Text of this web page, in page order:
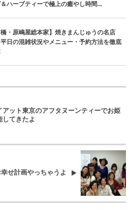
ハーブティーで極上の癒やし時間...
橋・原嶋屋総本家】焼きまんじゅうの名店
日の混雑状況やメニュー・予約方法を徹底
アット東京のアフタヌーンティーでお姫
してきたよ
せ計画やっちゃうよ